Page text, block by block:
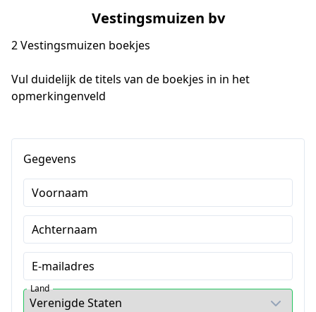
Vestingsmuizen bv
2 Vestingsmuizen boekjes
Vul duidelijk de titels van de boekjes in in het
opmerkingenveld
Gegevens
Voornaam
Achternaam
E-mailadres
Land